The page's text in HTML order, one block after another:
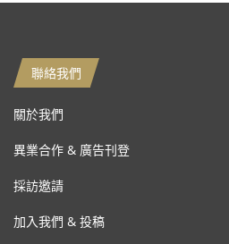
聯絡我們
關於我們
異業合作 & 廣告刊登
採訪邀請
加入我們 & 投稿